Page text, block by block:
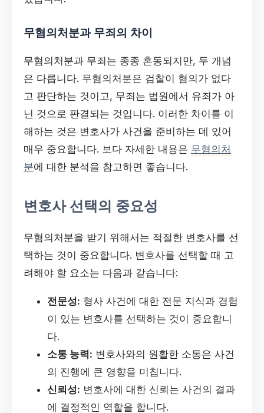
무혐의처분과 무죄의 차이
무혐의처분과 무죄는 종종 혼동되지만, 두 개념
은 다릅니다. 무혐의처분은 검찰이 혐의가 없다
고 판단하는 것이고, 무죄는 법원에서 유죄가 아
닌 것으로 판결되는 것입니다. 이러한 차이를 이
해하는 것은 변호사가 사건을 준비하는 데 있어
매우 중요합니다. 보다 자세한 내용은 무혐의처
분에 대한 분석을 참고하면 좋습니다.
변호사 선택의 중요성
무혐의처분을 받기 위해서는 적절한 변호사를 선
택하는 것이 중요합니다. 변호사를 선택할 때 고
려해야 할 요소는 다음과 같습니다:
전문성: 형사 사건에 대한 전문 지식과 경험
이 있는 변호사를 선택하는 것이 중요합니
다.
소통 능력: 변호사와의 원활한 소통은 사건
의 진행에 큰 영향을 미칩니다.
신뢰성: 변호사에 대한 신뢰는 사건의 결과
에 결정적인 역할을 합니다.